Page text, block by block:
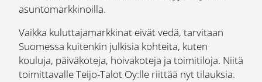
asuntomarkkinoilla.
Vaikka kuluttajamarkkinat eivät vedä, tarvitaan
Suomessa kuitenkin julkisia kohteita, kuten
kouluja, päiväkoteja, hoivakoteja ja toimitiloja. Niitä
toimittavalle Teijo-Talot Oy:lle riittää nyt tilauksia.